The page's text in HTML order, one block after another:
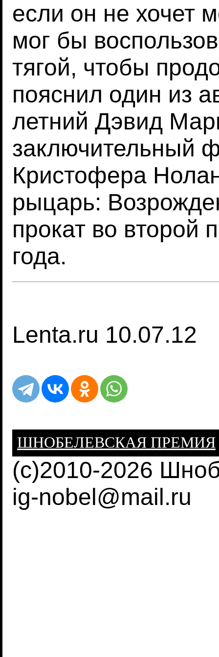
если он не хочет
мог бы
тягой, чтобы
пояснил один из
летний Дэвид
заключительный
Кристофера
рыцарь:
прокат во второй
года.
Lenta.ru 10.07.12
ШНОБЕЛЕВСКАЯ ПРЕМИЯ
(c)2010-2026
ig-nobel@mail.ru